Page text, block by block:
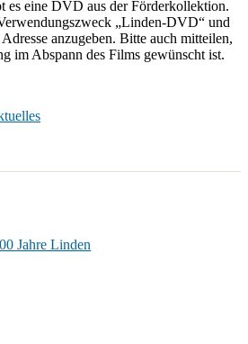
es eine DVD aus der Förderkollektion.
„Linden-DVD“ und
anzugeben. Bitte auch mitteilen,
im Abspann des Films gewünscht ist.